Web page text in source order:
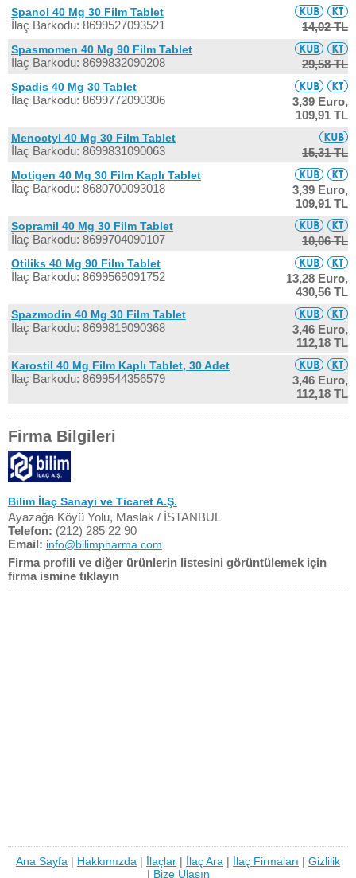
Spanol 40 Mg 30 Film Tablet
İlaç Barkodu: 8699527093521 14,02 TL
Spasmomen 40 Mg 90 Film Tablet
İlaç Barkodu: 8699832090208 29,58 TL
Spadis 40 Mg 30 Tablet
İlaç Barkodu: 8699772090306
3,39 Euro,
109,91 TL
Menoctyl 40 Mg 30 Film Tablet
İlaç Barkodu: 8699831090063 15,31 TL
Motigen 40 Mg 30 Film Kaplı Tablet
İlaç Barkodu: 8680700093018
3,39 Euro,
109,91 TL
Sopramil 40 Mg 30 Film Tablet
İlaç Barkodu: 8699704090107 10,06 TL
Otiliks 40 Mg 90 Film Tablet
İlaç Barkodu: 8699569091752
13,28 Euro,
430,56 TL
Spazmodin 40 Mg 30 Film Tablet
İlaç Barkodu: 8699819090368
3,46 Euro,
112,18 TL
Karostil 40 Mg Film Kaplı Tablet, 30 Adet
İlaç Barkodu: 8699544356579
3,46 Euro,
112,18 TL
Firma Bilgileri
Bilim İlaç Sanayi ve Ticaret A.Ş.
Ayazağa Köyü Yolu, Maslak / İSTANBUL
Telefon: (212) 285 22 90
Email: info@bilimpharma.com
Firma profili ve diğer ürünlerin listesini görüntülemek için
firma ismine tıklayın
Ana Sayfa | Hakkımızda | İlaçlar | İlaç Ara | İlaç Firmaları | Gizlilik
| Bize Ulaşın